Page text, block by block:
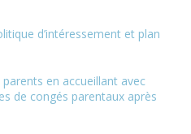
d’intéressement et plan
en accueillant avec
de congés parentaux après